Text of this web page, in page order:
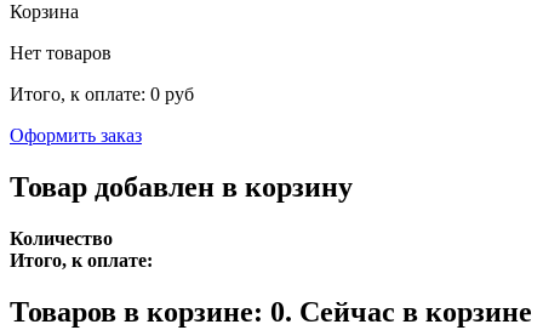
Корзина
Нет товаров
Итого, к оплате: 0 руб
Оформить заказ
Товар добавлен в корзину
Количество
Итого, к оплате:
Товаров в корзине: 0. Сейчас в корзине